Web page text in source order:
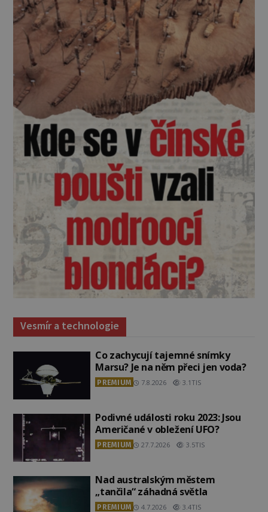
Vesmír a technologie
Co zachycují tajemné snímky
Marsu? Je na něm přeci jen voda?
PREMIUM 7.8.2026 3.1TIS
Podivné události roku 2023: Jsou
Američané v obležení UFO?
PREMIUM 27.7.2026 3.5TIS
Nad australským městem
„tančila“ záhadná světla
PREMIUM 4.7.2026 3.4TIS